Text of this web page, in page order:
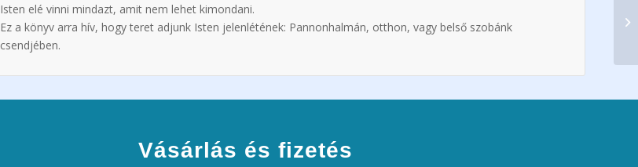
Isten elé vinni mindazt, amit nem lehet kimondani.
Ez a könyv arra hív, hogy teret adjunk Isten jelenlétének: Pannonhalmán, otthon, vagy belső szobánk
csendjében.
Vásárlás és fizetés